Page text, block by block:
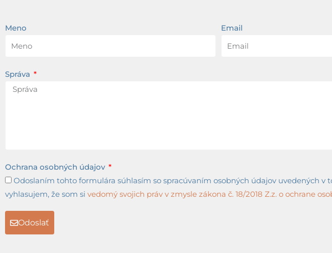
Meno Email
Správa
Ochrana osobných údajov
Odoslaním tohto formulára súhlasím so spracúvaním osobných údajov uvedených
vyhlasujem, že som si vedomý svojich práv v zmysle zákona č. 18/2018 Z.z. o ochrane
Odoslať